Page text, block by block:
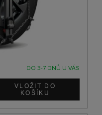
DO 3-7 DNŮ U VÁS